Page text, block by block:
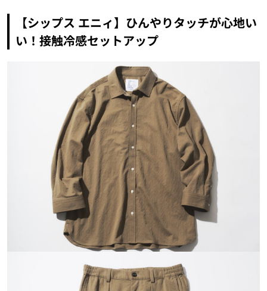
【シップス エニィ】ひんやりタッチが心地い
い！接触冷感セットアップ